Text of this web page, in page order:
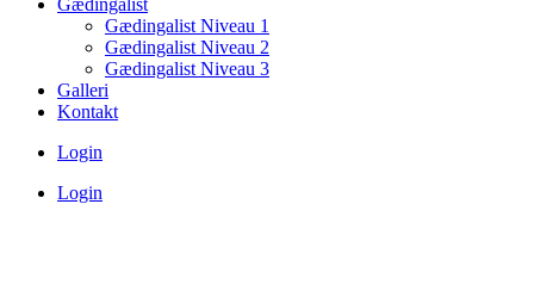
Gædingalist
Gædingalist Niveau 1
Gædingalist Niveau 2
Gædingalist Niveau 3
Galleri
Kontakt
Login
Login